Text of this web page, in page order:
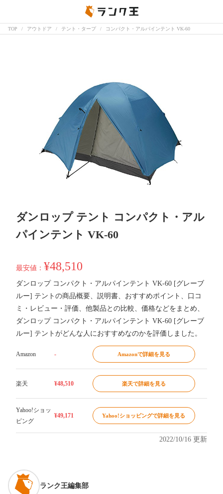
TOP アウトドア テント・タープ コンパクト・アルパインテント VK-60
ダンロップ テント コンパクト・アル
パインテント VK-60
最安値： ¥48,510
ダンロップ コンパクト・アルパインテント VK-60 [グレーブ
ルー] テントの商品概要、説明書、おすすめポイント、口コ
ミ・レビュー・評価、他製品との比較、価格などをまとめ、
ダンロップ コンパクト・アルパインテント VK-60 [グレーブ
ルー] テントがどんな人におすすめなのかを評価しました。
Amazon - Amazonで詳細を見る
楽天 ¥48,510 楽天で詳細を見る
Yahoo!ショッ
ピング
¥49,171 Yahoo!ショッピングで詳細を見る
2022/10/16 更新
ランク王編集部